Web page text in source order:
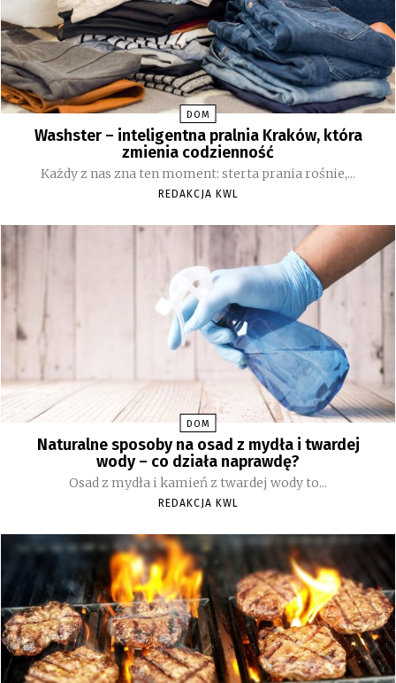
DOM
Washster – inteligentna pralnia Kraków, która
zmienia codzienność
Każdy z nas zna ten moment: sterta prania rośnie,...
REDAKCJA KWL
DOM
Naturalne sposoby na osad z mydła i twardej
wody – co działa naprawdę?
Osad z mydła i kamień z twardej wody to...
REDAKCJA KWL